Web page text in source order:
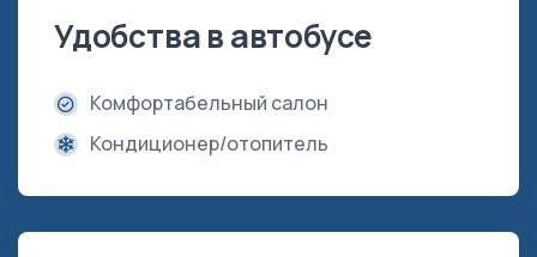
Удобства в автобусе
Комфортабельный салон
Кондиционер/отопитель